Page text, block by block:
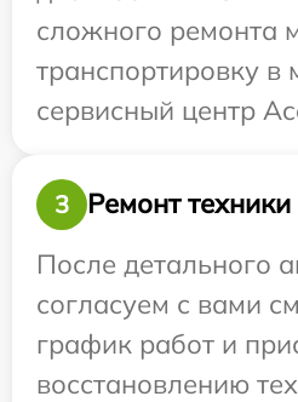
сложного ремонта
транспортировку в
сервисный центр
3
Ремонт техники
После детального
согласуем с вами
график работ и
восстановлению